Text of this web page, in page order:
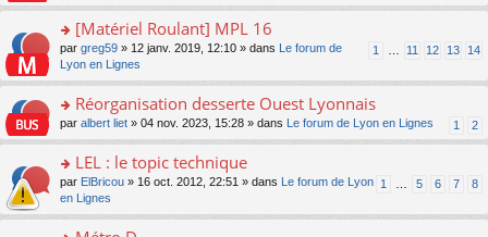
ré
c
e
nt
u
s
ré
c
e
e
n
o
n
lu
pl
s
ré
c
e
m
e
s
s
e
n
o
n
le
n
ult
er
le
m
e
s
g
e
n
o
n
o
s
er
le
m
e
s
s
[Matériel Roulant] MPL 16
1 11 12 13 14
par greg59 » 12 janv. 2019, 12:10 » dans
Le forum de
Lyon en Lignes
o
n
ult
er
le
m
Réorganisation desserte Ouest Lyonnais
1 2
par albert liet » 04 nov. 2023, 15:28 » dans Le forum de Lyon en Lignes
o
n
s
LEL : le topic technique
1 5 6 7 8
par ElBricou » 16 oct. 2012, 22:51 » dans
Le forum de Lyon
en Lignes